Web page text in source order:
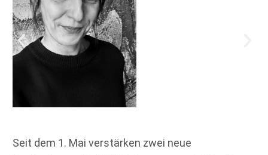
Seit dem 1. Mai verstärken zwei neue